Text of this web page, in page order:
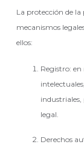
La protección de
mecanismos
ellos:
Registro: en
industriales,
legal.
Derechos